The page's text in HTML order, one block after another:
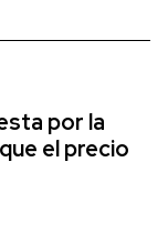
por la
el precio